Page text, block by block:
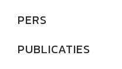
PERS
PUBLICATIES